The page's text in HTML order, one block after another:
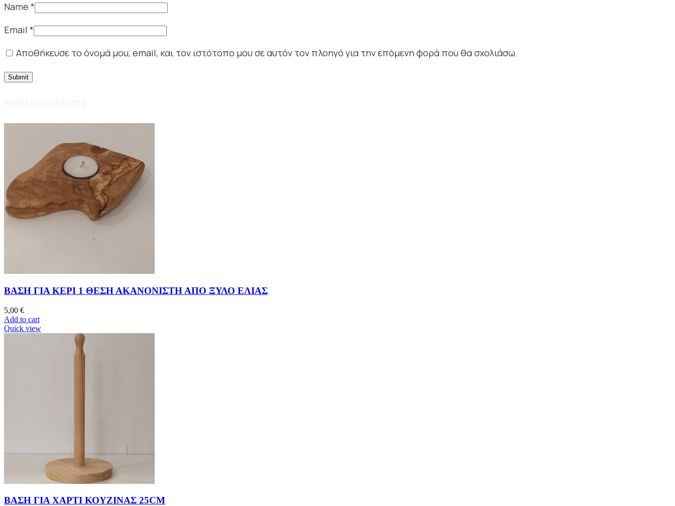
Name *
Email *
Αποθήκευσε το όνομά μου, email, και τον ιστότοπο μου σε αυτόν τον πλοηγό για την επόμενη φορά που θα σχολιάσω.
ΒΑΣΗ ΓΙΑ ΚΕΡΙ 1 ΘΕΣΗ ΑΚΑΝΟΝΙΣΤΗ ΑΠΟ ΞΥΛΟ ΕΛΙΑΣ
5,00 €
Add to cart
Quick view
ΒΑΣΗ ΓΙΑ ΧΑΡΤΙ ΚΟΥΖΙΝΑΣ 25CM